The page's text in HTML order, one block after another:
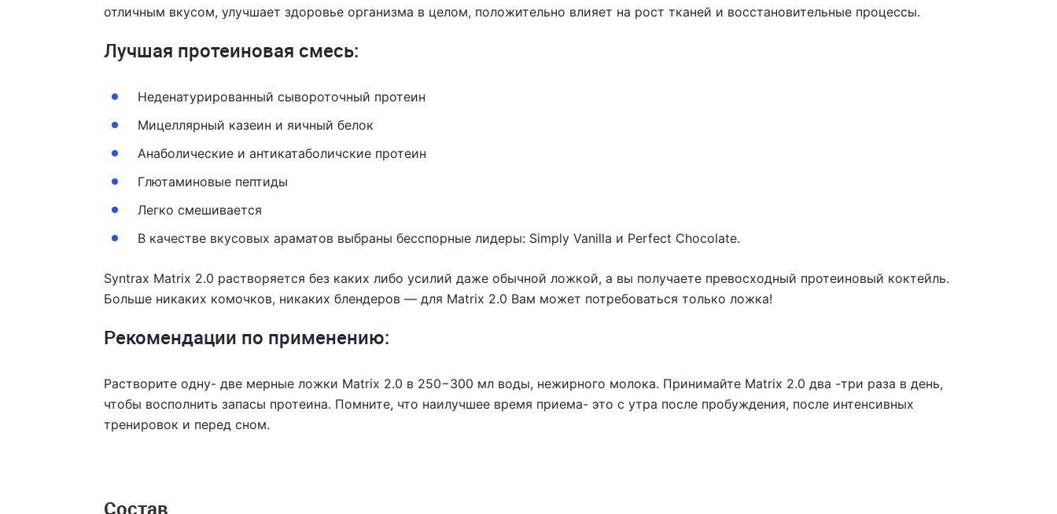
отличным вкусом, улучшает здоровье организма в целом, положительно влияет на рост тканей и восстановительные процессы.
Лучшая протеиновая смесь:
Неденатурированный сывороточный протеин
Мицеллярный казеин и яичный белок
Анаболические и антикатаболичские протеин
Глютаминовые пептиды
Легко смешивается
В качестве вкусовых араматов выбраны бесспорные лидеры: Simply Vanilla и Perfect Chocolate.
Syntrax Matrix 2.0 растворяется без каких либо усилий даже обычной ложкой, а вы получаете превосходный протеиновый коктейль.
Больше никаких комочков, никаких блендеров — для Matrix 2.0 Вам может потребоваться только ложка!
Рекомендации по применению:
Растворите одну- две мерные ложки Matrix 2.0 в 250−300 мл воды, нежирного молока. Принимайте Matrix 2.0 два -три раза в день,
чтобы восполнить запасы протеина. Помните, что наилучшее время приема- это с утра после пробуждения, после интенсивных
тренировок и перед сном.
Состав